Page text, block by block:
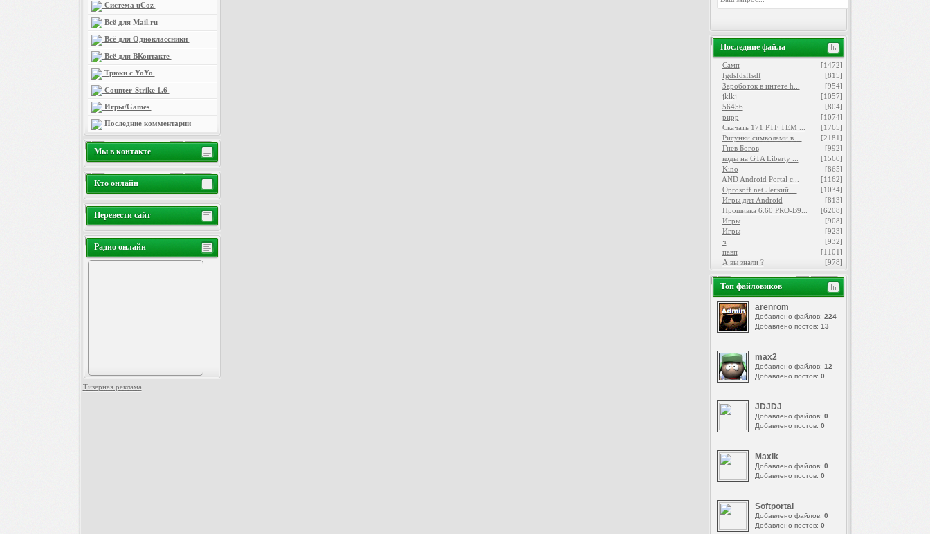
Последние файла
[1472]
Самп
[815]
fgdsfdsffsdf
[954]
Зароботок в интете h...
[1057]
jklkj
[804]
56456
[1074]
рирр
[1765]
Скачать 171 PTF ТЕМ ...
[2181]
Рисунки символами в ...
[992]
Гнев Богов
[1560]
коды на GTA Liberty ...
[865]
Kino
[1162]
AND Android Portal c...
[1034]
Oprosoff.net Легкий ...
[813]
Игры для Android
[6208]
Прошивка 6.60 PRO-B9...
[908]
Игры
[923]
Игры
[932]
ч
[1101]
павп
[978]
А вы знали ?
Топ файловиков
arenrom
Добавлено файлов: 224
Добавлено постов: 13
max2
Добавлено файлов: 12
Добавлено постов: 0
JDJDJ
Добавлено файлов: 0
Добавлено постов: 0
Maxik
Добавлено файлов: 0
Добавлено постов: 0
Softportal
Добавлено файлов: 0
Добавлено постов: 0
Система uCoz
Всё для Mail.ru
Всё для Одноклассники
Всё для ВКонтакте
Трюки с YoYo
Counter-Strike 1.6
Игры/Games
Последние комментарии
Мы в контакте
Кто онлайн
Перевести сайт
Радио онлайн
Тизерная реклама